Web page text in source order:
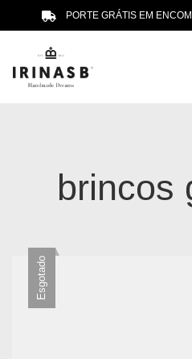
PORTE GRÁTIS EM
brincos
Esgotado